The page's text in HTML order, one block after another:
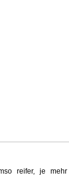
reifer, je